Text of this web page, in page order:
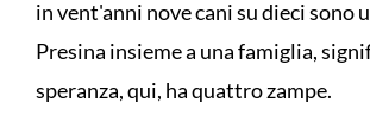
in vent'anni nove cani su dieci sono
Presina insieme a una famiglia,
speranza, qui, ha quattro zampe.